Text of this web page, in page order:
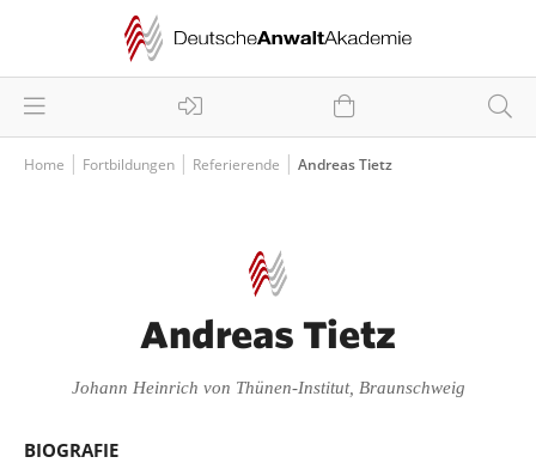
Home Fortbildungen Referierende Andreas Tietz
Andreas Tietz
Johann Heinrich von Thünen-Institut, Braunschweig
BIOGRAFIE